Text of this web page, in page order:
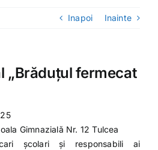
Inapoi Inainte
„Brăduțul fermecat
Gimnazială Nr. 12 Tulcea
școlari și responsabili ai